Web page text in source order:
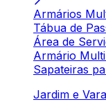
Armários
Tábua de
Área de
Armário
Sapateiras
Jardim e